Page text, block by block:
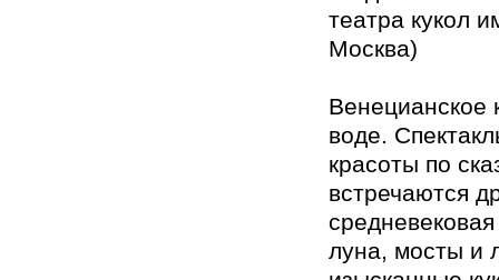
театра кукол
Москва)
Венецианское
воде.
красоты по
встречаются
луна, мосты и